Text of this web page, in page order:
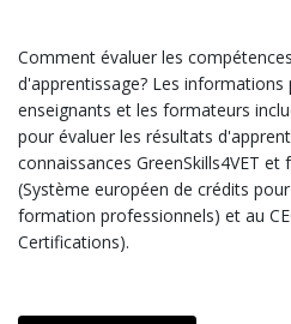
Comment évaluer les
d'apprentissage? Les informations
enseignants et les formateurs
pour évaluer les résultats
connaissances GreenSkills4VET et
(Système européen de crédits
formation professionnels) et au
Certifications).